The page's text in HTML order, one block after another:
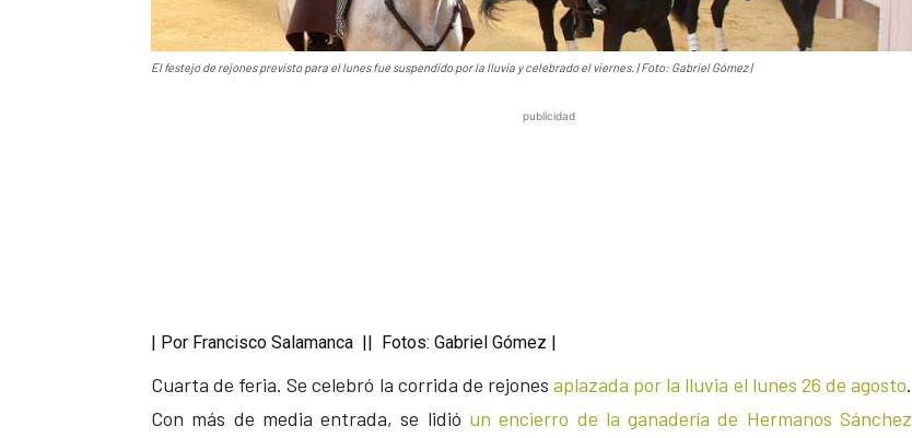
El festejo de rejones previsto para el lunes fue suspendido por la lluvia y celebrado el viernes. | Foto: Gabriel Gómez |
publicidad
| Por Francisco Salamanca || Fotos: Gabriel Gómez |
Cuarta de feria. Se celebró la corrida de rejonesaplazada por la lluvia el lunes 26 de agosto.
Con más de media entrada, se lidió un encierro de la ganadería de Hermanos Sánchez